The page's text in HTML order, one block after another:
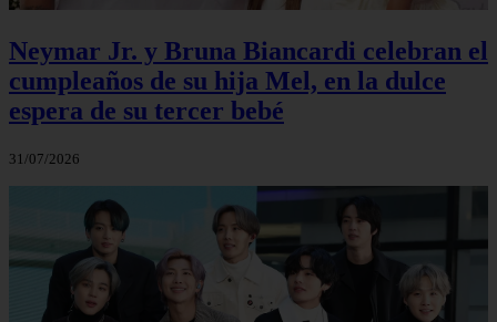
Neymar Jr. y Bruna Biancardi celebran el
cumpleaños de su hija Mel, en la dulce
espera de su tercer bebé
31/07/2026